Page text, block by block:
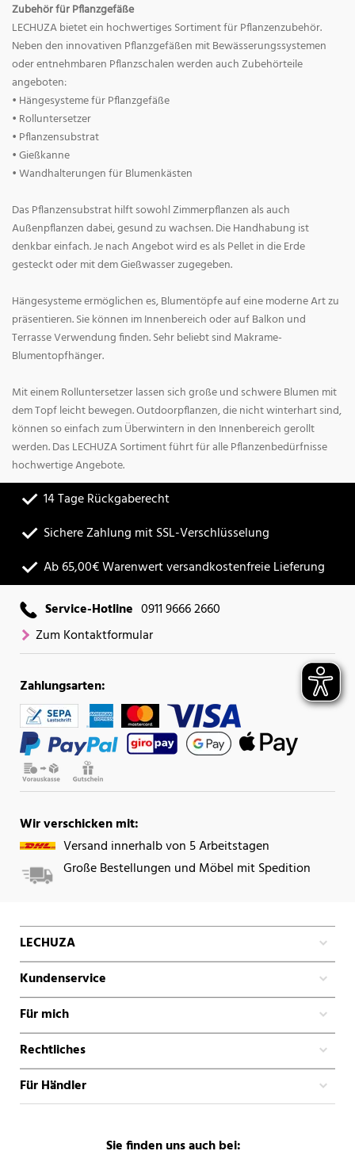
Zubehör für Pflanzgefäße
LECHUZA bietet ein hochwertiges Sortiment für Pflanzenzubehör.
Neben den innovativen Pflanzgefäßen mit Bewässerungssystemen
oder entnehmbaren Pflanzschalen werden auch Zubehörteile
angeboten:
• Hängesysteme für Pflanzgefäße
• Rolluntersetzer
• Pflanzensubstrat
• Gießkanne
• Wandhalterungen für Blumenkästen
Das Pflanzensubstrat hilft sowohl Zimmerpflanzen als auch
Außenpflanzen dabei, gesund zu wachsen. Die Handhabung ist
denkbar einfach. Je nach Angebot wird es als Pellet in die Erde
gesteckt oder mit dem Gießwasser zugegeben.
Hängesysteme ermöglichen es, Blumentöpfe auf eine moderne Art zu
präsentieren. Sie können im Innenbereich oder auf Balkon und
Terrasse Verwendung finden. Sehr beliebt sind Makrame-
Blumentopfhänger.
Mit einem Rolluntersetzer lassen sich große und schwere Blumen mit
dem Topf leicht bewegen. Outdoorpflanzen, die nicht winterhart sind,
können so einfach zum Überwintern in den Innenbereich gerollt
werden. Das LECHUZA Sortiment führt für alle Pflanzenbedürfnisse
hochwertige Angebote.
14 Tage Rückgaberecht
Sichere Zahlung mit SSL-Verschlüsselung
Ab 65,00€ Warenwert versandkostenfreie Lieferung
Service-Hotline 0911 9666 2660
Zum Kontaktformular
Zahlungsarten:
Wir verschicken mit:
Versand innerhalb von 5 Arbeitstagen
Große Bestellungen und Möbel mit Spedition
LECHUZA
Kundenservice
Für mich
Rechtliches
Für Händler
Sie finden uns auch bei: